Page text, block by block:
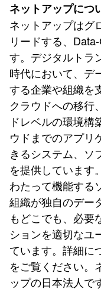
ネットアップにつ
ネットアップはグ
リードする、
す。デジタルトラ
時代において、デ
する企業や組織を
クラウドへの移行
ドレベルの環境構
ウドまでのアプリ
きるシステム、ソ
を提供しています
わたって機能する
組織が独自のデー
もどこでも、必要
ションを適切なユ
ています。詳細に
をご覧ください。
ップの日本法人で